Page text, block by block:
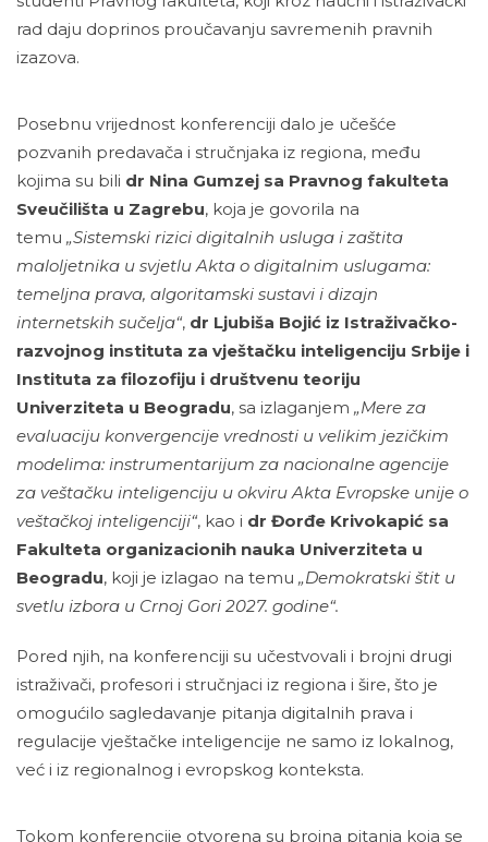
rad daju doprinos proučavanju savremenih pravnih
izazova.
Posebnu vrijednost konferenciji dalo je učešće
pozvanih predavača i stručnjaka iz regiona, među
kojima su bili dr Nina Gumzej sa Pravnog fakulteta
Sveučilišta u Zagrebu, koja je govorila na
temu „Sistemski rizici digitalnih usluga i zaštita
maloljetnika u svjetlu Akta o digitalnim uslugama:
temeljna prava, algoritamski sustavi i dizajn
internetskih sučelja“, dr Ljubiša Bojić iz Istraživačko-
razvojnog instituta za vještačku inteligenciju Srbije i
Instituta za filozofiju i društvenu teoriju
Univerziteta u Beogradu, sa izlaganjem „Mere za
evaluaciju konvergencije vrednosti u velikim jezičkim
modelima: instrumentarijum za nacionalne agencije
za veštačku inteligenciju u okviru Akta Evropske unije o
veštačkoj inteligenciji“, kao i dr Đorđe Krivokapić sa
Fakulteta organizacionih nauka Univerziteta u
Beogradu, koji je izlagao na temu „Demokratski štit u
svetlu izbora u Crnoj Gori 2027. godine“.
Pored njih, na konferenciji su učestvovali i brojni drugi
istraživači, profesori i stručnjaci iz regiona i šire, što je
omogućilo sagledavanje pitanja digitalnih prava i
regulacije vještačke inteligencije ne samo iz lokalnog,
već i iz regionalnog i evropskog konteksta.
Tokom konferencije otvorena su brojna pitanja koja se